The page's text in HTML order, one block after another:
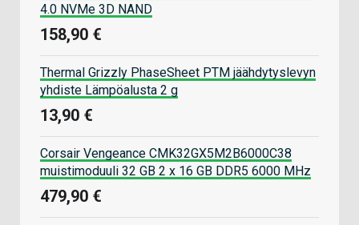
4.0 NVMe 3D NAND
158,90 €
Thermal Grizzly PhaseSheet PTM jäähdytyslevyn
yhdiste Lämpöalusta 2 g
13,90 €
Corsair Vengeance CMK32GX5M2B6000C38
muistimoduuli 32 GB 2 x 16 GB DDR5 6000 MHz
479,90 €